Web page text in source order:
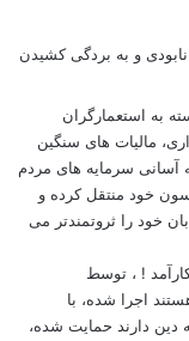
و به بردگی کشيدن
به استعمارگران
ماليات های سنگين
آسانی سرمایه های مردم
خود منتقل کرده و
خود را ثروتمندتر می
! ، توسط
اجرا شده، با
دین دارند حمایت شده،